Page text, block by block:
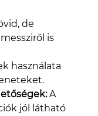
de
is
használata
A
jól látható